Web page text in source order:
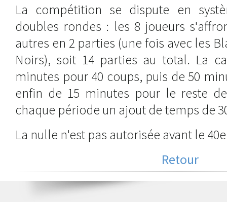
La compétition se dispute en
doubles rondes : les 8 joueurs
autres en 2 parties (une fois avec les
Noirs), soit 14 parties au total. La
minutes pour 40 coups, puis de 50
enfin de 15 minutes pour le reste
chaque période un ajout de temps de
La nulle n'est pas autorisée avant le
Retour